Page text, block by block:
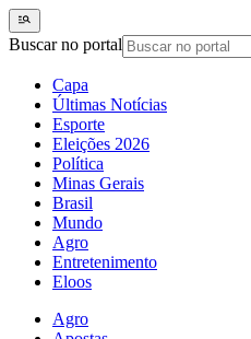
Buscar no portal
Capa
Últimas Notícias
Esporte
Eleições 2026
Política
Minas Gerais
Brasil
Mundo
Agro
Entretenimento
Eloos
Agro